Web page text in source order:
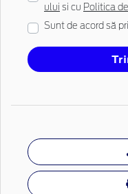
ului si cu Politica
Sunt de acord să